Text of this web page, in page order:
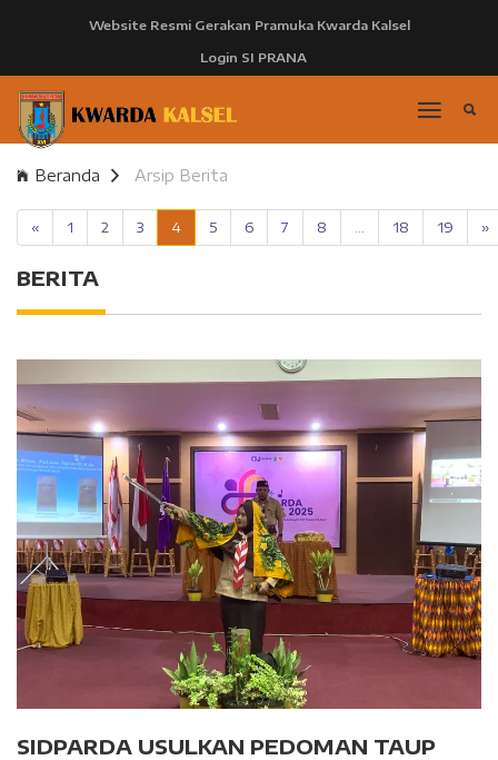
Website Resmi Gerakan Pramuka Kwarda Kalsel
Login SI PRANA
Beranda Arsip Berita
« 1 2 3 4 5 6 7 8 18 19 »
BERITA
SIDPARDA USULKAN PEDOMAN TAUP